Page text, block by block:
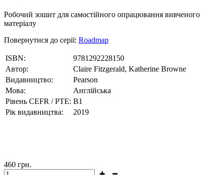
Робочий зошит для самостійного опрацювання вивченого
матеріалу
Повернутися до серії: Roadmap
ISBN:
9781292228150
Автор:
Claire Fitzgerald, Katherine Browne
Видавництво:
Pearson
Мова:
Англійська
Рівень CEFR / PTE: В1
Рік видавництва:
2019
460 грн.